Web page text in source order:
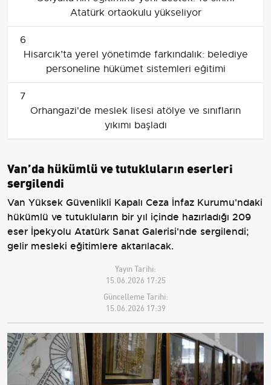
Atatürk ortaokulu yükseliyor
6
Hisarcık’ta yerel yönetimde farkındalık: belediye
personeline hükümet sistemleri eğitimi
7
Orhangazi'de meslek lisesi atölye ve sınıfların
yıkımı başladı
Van’da hükümlü ve tutukluların eserleri
sergilendi
Van Yüksek Güvenlikli Kapalı Ceza İnfaz Kurumu'ndaki
hükümlü ve tutukluların bir yıl içinde hazırladığı 209
eser İpekyolu Atatürk Sanat Galerisi'nde sergilendi;
gelir mesleki eğitimlere aktarılacak.
Yayın Tarihi:
15.06.2026 17:25
Güncelleme Tarihi:
15.06.2026 17:39